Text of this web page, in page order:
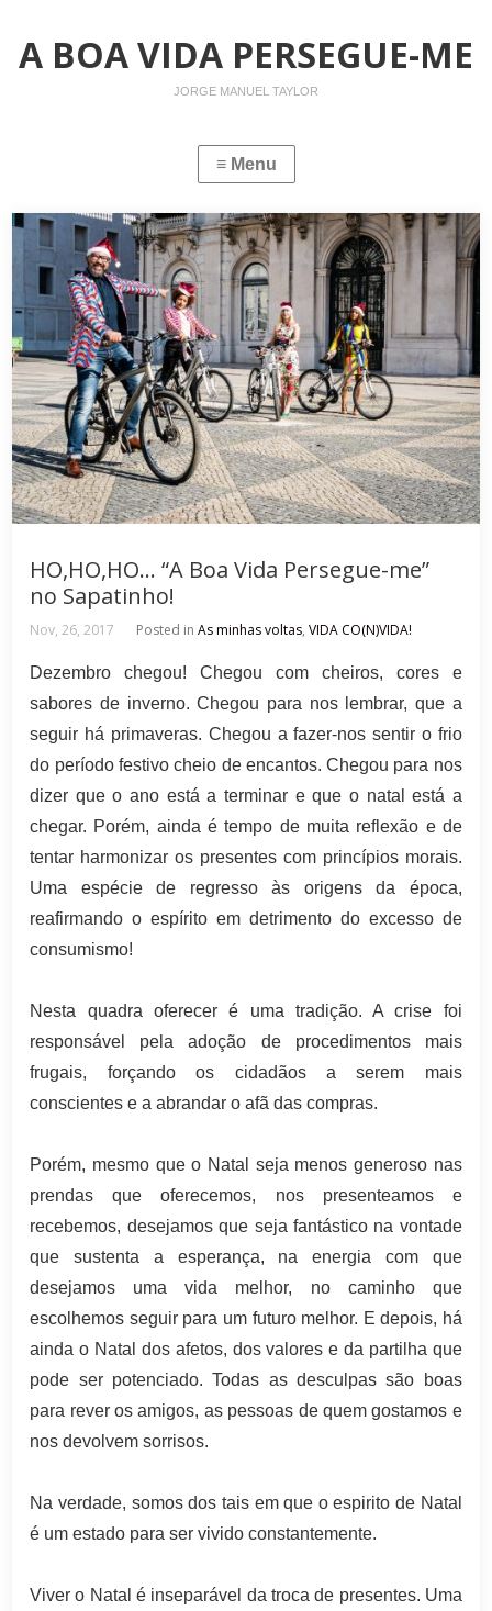
A BOA VIDA PERSEGUE-ME
JORGE MANUEL TAYLOR
HO,HO,HO… “A Boa Vida Persegue-me”
no Sapatinho!
Nov, 26, 2017 Posted inAs minhas voltas,VIDA CO(N)VIDA!
Dezembro chegou! Chegou com cheiros, cores e
sabores de inverno. Chegou para nos lembrar, que a
seguir há primaveras. Chegou a fazer-nos sentir o frio
do período festivo cheio de encantos. Chegou para nos
dizer que o ano está a terminar e que o natal está a
chegar. Porém, ainda é tempo de muita reflexão e de
tentar harmonizar os presentes com princípios morais.
Uma espécie de regresso às origens da época,
reafirmando o espírito em detrimento do excesso de
consumismo!
Nesta quadra oferecer é uma tradição. A crise foi
responsável pela adoção de procedimentos mais
frugais, forçando os cidadãos a serem mais
conscientes e a abrandar o afã das compras.
Porém, mesmo que o Natal seja menos generoso nas
prendas que oferecemos, nos presenteamos e
recebemos, desejamos que seja fantástico na vontade
que sustenta a esperança, na energia com que
desejamos uma vida melhor, no caminho que
escolhemos seguir para um futuro melhor. E depois, há
ainda o Natal dos afetos, dos valores e da partilha que
pode ser potenciado. Todas as desculpas são boas
para rever os amigos, as pessoas de quem gostamos e
nos devolvem sorrisos.
Na verdade, somos dos tais em que o espirito de Natal
é um estado para ser vivido constantemente.
Viver o Natal é inseparável da troca de presentes. Uma